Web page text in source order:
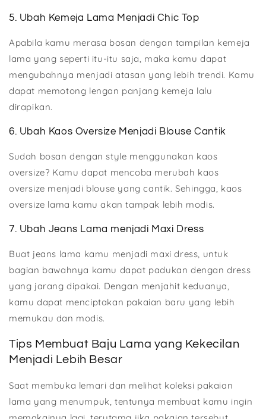
5. Ubah Kemeja Lama Menjadi Chic Top
Apabila kamu merasa bosan dengan tampilan kemeja
lama yang seperti itu-itu saja, maka kamu dapat
mengubahnya menjadi atasan yang lebih trendi. Kamu
dapat memotong lengan panjang kemeja lalu
dirapikan.
6. Ubah Kaos Oversize Menjadi Blouse Cantik
Sudah bosan dengan style menggunakan kaos
oversize? Kamu dapat mencoba merubah kaos
oversize menjadi blouse yang cantik. Sehingga, kaos
oversize lama kamu akan tampak lebih modis.
7. Ubah Jeans Lama menjadi Maxi Dress
Buat jeans lama kamu menjadi maxi dress, untuk
bagian bawahnya kamu dapat padukan dengan dress
yang jarang dipakai. Dengan menjahit keduanya,
kamu dapat menciptakan pakaian baru yang lebih
memukau dan modis.
Tips Membuat Baju Lama yang Kekecilan
Menjadi Lebih Besar
Saat membuka lemari dan melihat koleksi pakaian
lama yang menumpuk, tentunya membuat kamu ingin